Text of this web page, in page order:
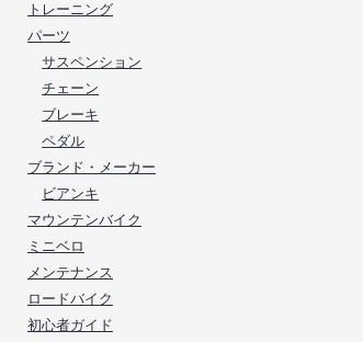
トレーニング
パーツ
サスペンション
チェーン
ブレーキ
ペダル
ブランド・メーカー
ビアンキ
マウンテンバイク
ミニベロ
メンテナンス
ロードバイク
初心者ガイド